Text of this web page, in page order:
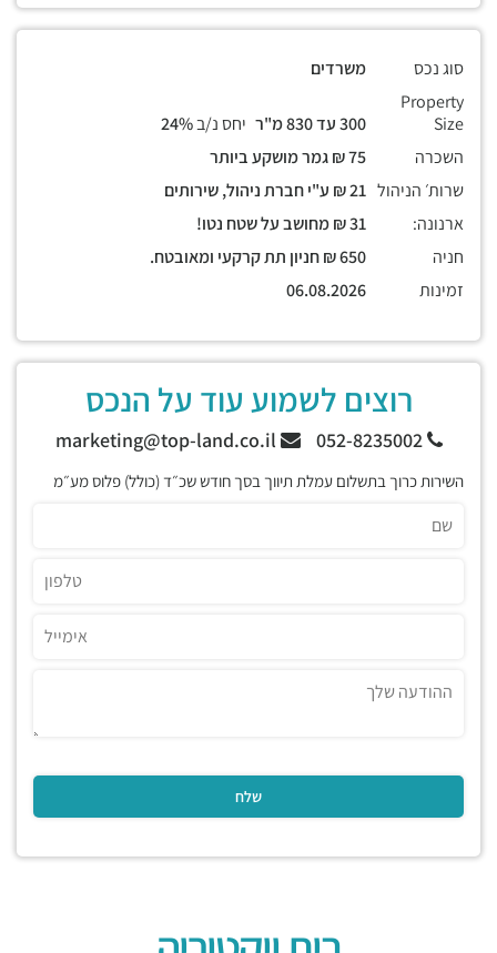
סוג נכס
משרדים
Property
Size
יחס נ/ב
השכרה
שרות׳ הניהול
ארנונה:
חניה
זמינות
רוצים לשמוע עוד על הנכס
052-8235002
השירות כרוך בתשלום עמלת תיווך בסך חודש שכ״ד (כולל) פלוס מע״מ